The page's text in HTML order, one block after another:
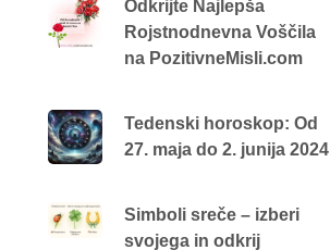
Odkrijte Najlepša
Rojstnodnevna Voščila
na PozitivneMisli.com
Tedenski horoskop: Od
27. maja do 2. junija 2024
Simboli sreče – izberi
svojega in odkrij